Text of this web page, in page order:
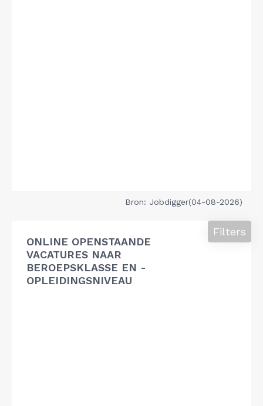
Bron: Jobdigger(04-08-2026)
ONLINE OPENSTAANDE
VACATURES NAAR
BEROEPSKLASSE EN -
OPLEIDINGSNIVEAU
Filters